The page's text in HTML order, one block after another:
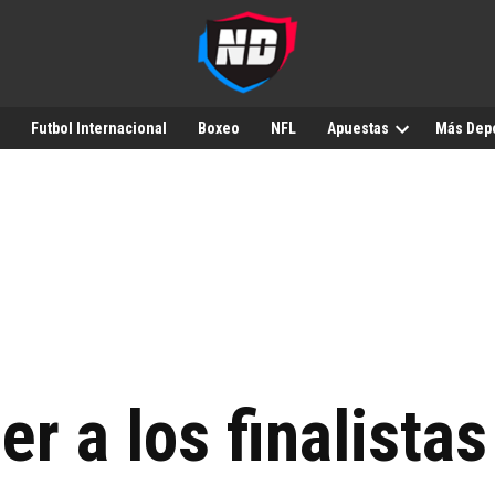
Futbol Internacional Boxeo NFL Apuestas Más
a los